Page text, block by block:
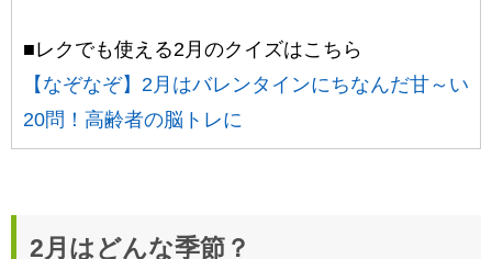
■レクでも使える2月のクイズはこちら
【なぞなぞ】2月はバレンタインにちなんだ甘～い
20問！高齢者の脳トレに
2月はどんな季節？